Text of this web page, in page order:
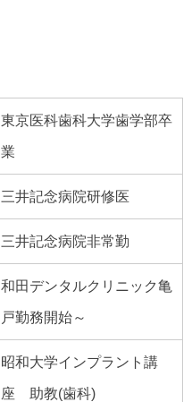
東京医科歯科大学歯学部卒
業
三井記念病院研修医
三井記念病院非常勤
和田デンタルクリニック亀
戸勤務開始～
昭和大学インプラント講
座 助教(歯科)